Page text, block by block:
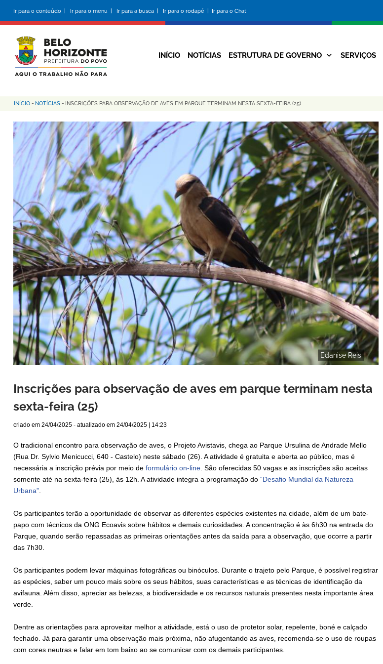
conteúdo
principal
Ir para o conteúdo | Ir para o menu | Ir para a busca | Ir para o rodapé | Ir para o Chat
da
Prefeitura
Navegação
INÍCIO NOTÍCIAS ESTRUTURA DE GOVERNO SERVIÇOS
Trilha
de
navegação
INÍCIO - NOTÍCIAS - INSCRIÇÕES PARA OBSERVAÇÃO DE AVES EM PARQUE TERMINAM NESTA SEXTA-FEIRA (25)
Edanise Reis
Inscrições para observação de aves em parque terminam nesta
sexta-feira (25)
criado em 24/04/2025 - atualizado em 24/04/2025 | 14:23
O tradicional encontro para observação de aves, o Projeto Avistavis, chega ao Parque Ursulina de Andrade Mello
(Rua Dr. Sylvio Menicucci, 640 - Castelo) neste sábado (26). A atividade é gratuita e aberta ao público, mas é
necessária a inscrição prévia por meio de formulário on-line. São oferecidas 50 vagas e as inscrições são aceitas
somente até na sexta-feira (25), às 12h. A atividade integra a programação do “Desafio Mundial da Natureza
Urbana”.
Os participantes terão a oportunidade de observar as diferentes espécies existentes na cidade, além de um bate-
papo com técnicos da ONG Ecoavis sobre hábitos e demais curiosidades. A concentração é às 6h30 na entrada do
Parque, quando serão repassadas as primeiras orientações antes da saída para a observação, que ocorre a partir
das 7h30.
Os participantes podem levar máquinas fotográficas ou binóculos. Durante o trajeto pelo Parque, é possível registrar
as espécies, saber um pouco mais sobre os seus hábitos, suas características e as técnicas de identificação da
avifauna. Além disso, apreciar as belezas, a biodiversidade e os recursos naturais presentes nesta importante área
verde.
Dentre as orientações para aproveitar melhor a atividade, está o uso de protetor solar, repelente, boné e calçado
fechado. Já para garantir uma observação mais próxima, não afugentando as aves, recomenda-se o uso de roupas
com cores neutras e falar em tom baixo ao se comunicar com os demais participantes.